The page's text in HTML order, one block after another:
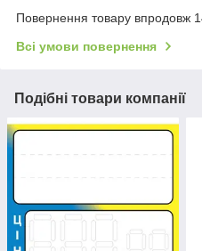
Повернення товару впродовж
Всі умови повернення
Подібні товари компанії